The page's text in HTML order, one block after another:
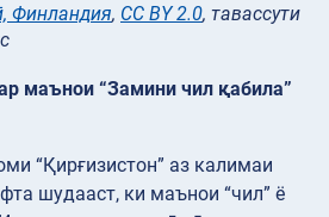
Финландия, CC BY 2.0, тавассути
маънои “Замини чил қабила”
“Қирғизистон” аз калимаи
шудааст, ки маънои “чил” ё